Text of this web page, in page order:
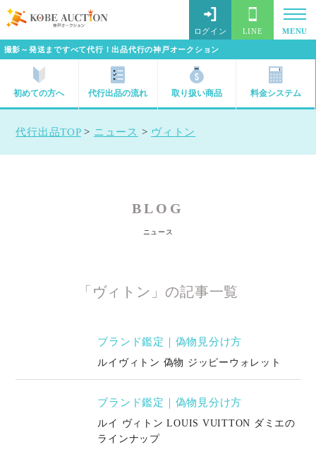
撮影～発送まですべて代行！出品代行の神戸オークション
ログイン LINE MENU
初めての方へ 代行出品の流れ 取り扱い商品 料金システム
代行出品TOP> ニュース > ヴィトン
BLOG
ニュース
「ヴィトン」の記事一覧
ブランド鑑定｜偽物見分け方
ルイヴィトン 偽物 ジッピーウォレット
ブランド鑑定｜偽物見分け方
ルイ ヴィトン LOUIS VUITTON ダミエの
ラインナップ